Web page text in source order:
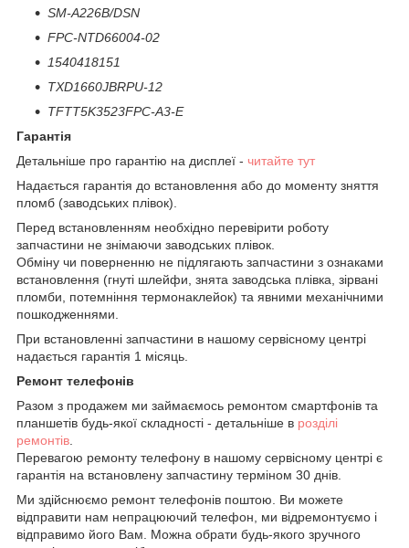
SM-A226B/DSN
FPC-NTD66004-02
1540418151
TXD1660JBRPU-12
TFTT5K3523FPC-A3-E
Гарантія
Детальніше про гарантію на дисплеї - читайте тут
Надається гарантія до встановлення або до моменту зняття
пломб (заводських плівок).
Перед встановленням необхідно перевірити роботу
запчастини не знімаючи заводських плівок.
Обміну чи поверненню не підлягають запчастини з ознаками
встановлення (гнуті шлейфи, знята заводська плівка, зірвані
пломби, потемніння термонаклейок) та явними механічними
пошкодженнями.
При встановленні запчастини в нашому сервісному центрі
надається гарантія 1 місяць.
Ремонт телефонів
Разом з продажем ми займаємось ремонтом смартфонів та
планшетів будь-якої складності - детальніше в розділі
ремонтів
Перевагою ремонту телефону в нашому сервісному центрі є
гарантія на встановлену запчастину терміном 30 днів.
Ми здійснюємо ремонт телефонів поштою. Ви можете
відправити нам непрацюючий телефон, ми відремонтуємо і
відправимо його Вам. Можна обрати будь-якого зручного